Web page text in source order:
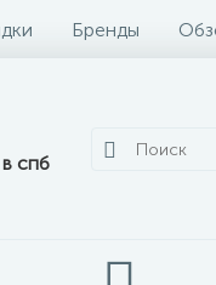
Бренды
спб